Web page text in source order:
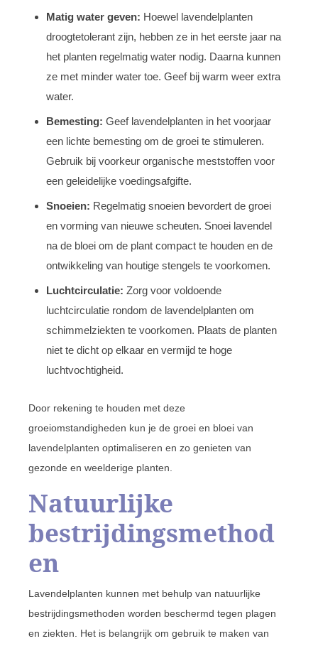
Matig water geven: Hoewel lavendelplanten
droogtetolerant zijn, hebben ze in het eerste jaar na
het planten regelmatig water nodig. Daarna kunnen
ze met minder water toe. Geef bij warm weer extra
water.
Bemesting: Geef lavendelplanten in het voorjaar
een lichte bemesting om de groei te stimuleren.
Gebruik bij voorkeur organische meststoffen voor
een geleidelijke voedingsafgifte.
Snoeien: Regelmatig snoeien bevordert de groei
en vorming van nieuwe scheuten. Snoei lavendel
na de bloei om de plant compact te houden en de
ontwikkeling van houtige stengels te voorkomen.
Luchtcirculatie: Zorg voor voldoende
luchtcirculatie rondom de lavendelplanten om
schimmelziekten te voorkomen. Plaats de planten
niet te dicht op elkaar en vermijd te hoge
luchtvochtigheid.
Door rekening te houden met deze
groeiomstandigheden kun je de groei en bloei van
lavendelplanten optimaliseren en zo genieten van
gezonde en weelderige planten.
Natuurlijke
bestrijdingsmethod
en
Lavendelplanten kunnen met behulp van natuurlijke
bestrijdingsmethoden worden beschermd tegen plagen
en ziekten. Het is belangrijk om gebruik te maken van